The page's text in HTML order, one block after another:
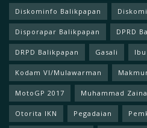
Diskominfo Balikpapan
Disporapar Balikpapan DPRD
DRPD Balikpapan Gasali
Kodam Vl/Mulawarman
MotoGP 2017 Muhammad
Otorita IKN Pegadaian